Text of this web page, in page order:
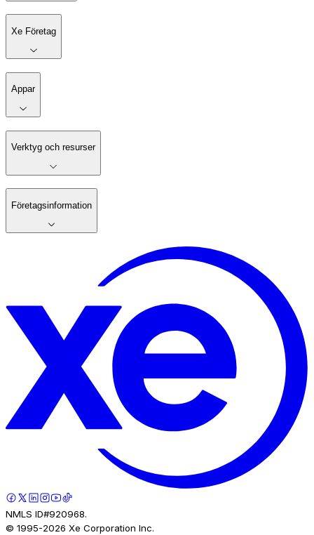
Xe Företag
Appar
Verktyg och resurser
Företagsinformation
NMLS ID#920968.
© 1995-2026 Xe Corporation Inc.